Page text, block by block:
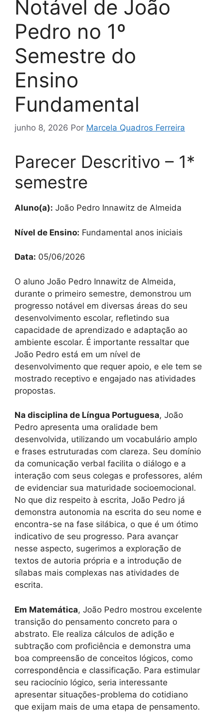
Notável de João
Pedro no 1º
Semestre do
Ensino
Fundamental
junho 8, 2026 Por Marcela Quadros Ferreira
Parecer Descritivo – 1*
semestre
Aluno(a): João Pedro Innawitz de Almeida
Nível de Ensino: Fundamental anos iniciais
Data: 05/06/2026
O aluno João Pedro Innawitz de Almeida,
durante o primeiro semestre, demonstrou um
progresso notável em diversas áreas do seu
desenvolvimento escolar, refletindo sua
capacidade de aprendizado e adaptação ao
ambiente escolar. É importante ressaltar que
João Pedro está em um nível de
desenvolvimento que requer apoio, e ele tem se
mostrado receptivo e engajado nas atividades
propostas.
Na disciplina de Língua Portuguesa, João
Pedro apresenta uma oralidade bem
desenvolvida, utilizando um vocabulário amplo
e frases estruturadas com clareza. Seu domínio
da comunicação verbal facilita o diálogo e a
interação com seus colegas e professores, além
de evidenciar sua maturidade socioemocional.
No que diz respeito à escrita, João Pedro já
demonstra autonomia na escrita do seu nome e
encontra-se na fase silábica, o que é um ótimo
indicativo de seu progresso. Para avançar
nesse aspecto, sugerimos a exploração de
textos de autoria própria e a introdução de
sílabas mais complexas nas atividades de
escrita.
Em Matemática, João Pedro mostrou excelente
transição do pensamento concreto para o
abstrato. Ele realiza cálculos de adição e
subtração com proficiência e demonstra uma
boa compreensão de conceitos lógicos, como
correspondência e classificação. Para estimular
seu raciocínio lógico, seria interessante
apresentar situações-problema do cotidiano
que exijam mais de uma etapa de pensamento.